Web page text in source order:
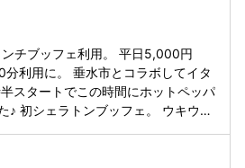
値を含んだ料金だと思って行った方
ンだからと言って過度な期待をして
るかも。 出来て間もない綺麗な店
見えて景色もいい、シェラトン従業
な料理以外の要素も楽しむつもりで
トンだったね！ってなるかも。
チブッフェ利用。 平日5,000円
利用に。 垂水市とコラボしてイタ
スタートでこの時間にホットペッパ
ウキ
約座席も窓際で眺めが良く素敵でし